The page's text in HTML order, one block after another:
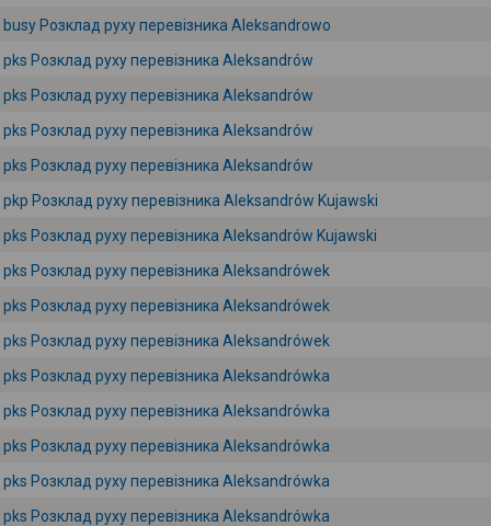
busy Розклад руху перевізника Aleksandrowo
pks Розклад руху перевізника Aleksandrów
pks Розклад руху перевізника Aleksandrów
pks Розклад руху перевізника Aleksandrów
pks Розклад руху перевізника Aleksandrów
pkp Розклад руху перевізника Aleksandrów Kujawski
pks Розклад руху перевізника Aleksandrów Kujawski
pks Розклад руху перевізника Aleksandrówek
pks Розклад руху перевізника Aleksandrówek
pks Розклад руху перевізника Aleksandrówek
pks Розклад руху перевізника Aleksandrówka
pks Розклад руху перевізника Aleksandrówka
pks Розклад руху перевізника Aleksandrówka
pks Розклад руху перевізника Aleksandrówka
pks Розклад руху перевізника Aleksandrówka